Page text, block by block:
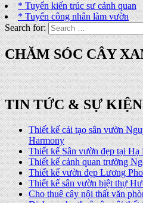
* Tuyển kiến trúc sư cảnh quan
* Tuyển công nhân làm vườn
Search for:
CHĂM SÓC CÂY
TIN TỨC & SỰ KIỆN
Thiết kế cải tạo sân vườn
Harmony
Thiết kế Sân vườn đẹp tại Hạ
Thiết kế cảnh quan trường
Thiết kế vườn đẹp Lương
Thiết kế sân vườn biệt thự
Cho thuê cây nội thất văn